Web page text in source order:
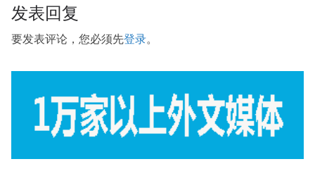
发表回复
要发表评论，您必须先登录。